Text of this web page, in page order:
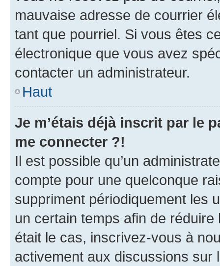
mauvaise adresse de courrier
tant que pourriel. Si vous êtes
électronique que vous avez
contacter un administrateur.
Haut
Je m’étais déjà inscrit par le
me connecter ?!
Il est possible qu’un
compte pour une quelconque
suppriment périodiquement les
un certain temps afin de
était le cas, inscrivez-vous à
activement aux discussions sur